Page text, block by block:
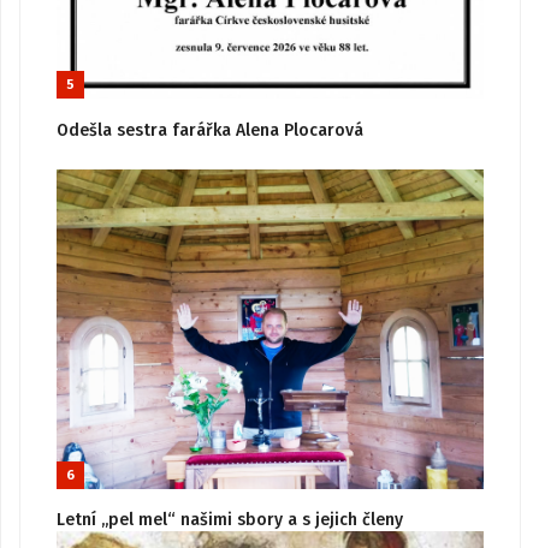
5
Odešla sestra farářka Alena Plocarová
6
Letní „pel mel“ našimi sbory a s jejich členy